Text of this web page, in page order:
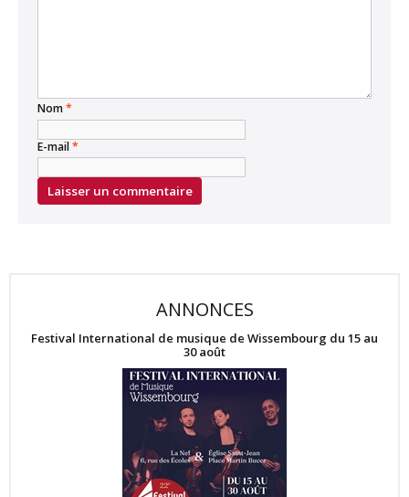
Nom*
E-mail*
ANNONCES
Festival International de musique de Wissembourg du 15 au
30 août